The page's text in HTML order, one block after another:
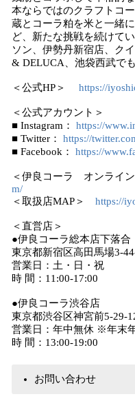
本ならではのクラフトコ
蔵とコーラ粕を米と一緒
ど、新たな挑戦を続けて
ソン、伊勢丹新宿店、ク
& DELUCA、池袋西武でも
＜公式HP＞ https://
＜公式アカウント＞
■ Instagram： https://
■ Twitter： https://
■ Facebook： https://
＜伊良コーラ オンライ
m/
＜取扱店MAP＞ https://
＜直営店＞
●伊良コーラ総本店下落合
東京都新宿区高田馬場3-
営業日：土・日・祝
時 間：11:00-17:00
●伊良コーラ渋谷店
東京都渋谷区神宮前5-29-
営業日：年中無休 ※年末
時 間：13:00-19:00
お問い合わせ